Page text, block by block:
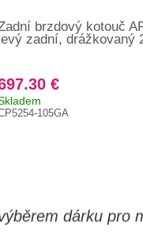
brzdový kotouč
zadní, drážkovaný
€
105GA
dárku pro